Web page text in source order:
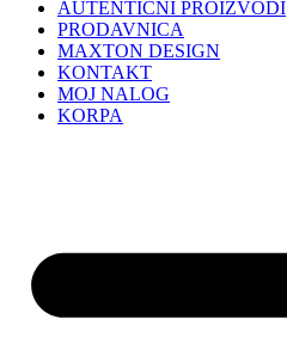
AUTENTIČNI PROIZVODI
PRODAVNICA
MAXTON DESIGN
KONTAKT
MOJ NALOG
KORPA